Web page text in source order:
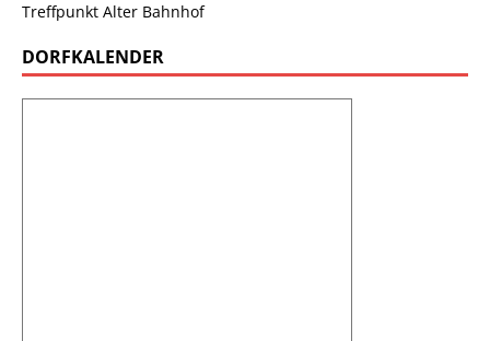
Treffpunkt Alter Bahnhof
DORFKALENDER